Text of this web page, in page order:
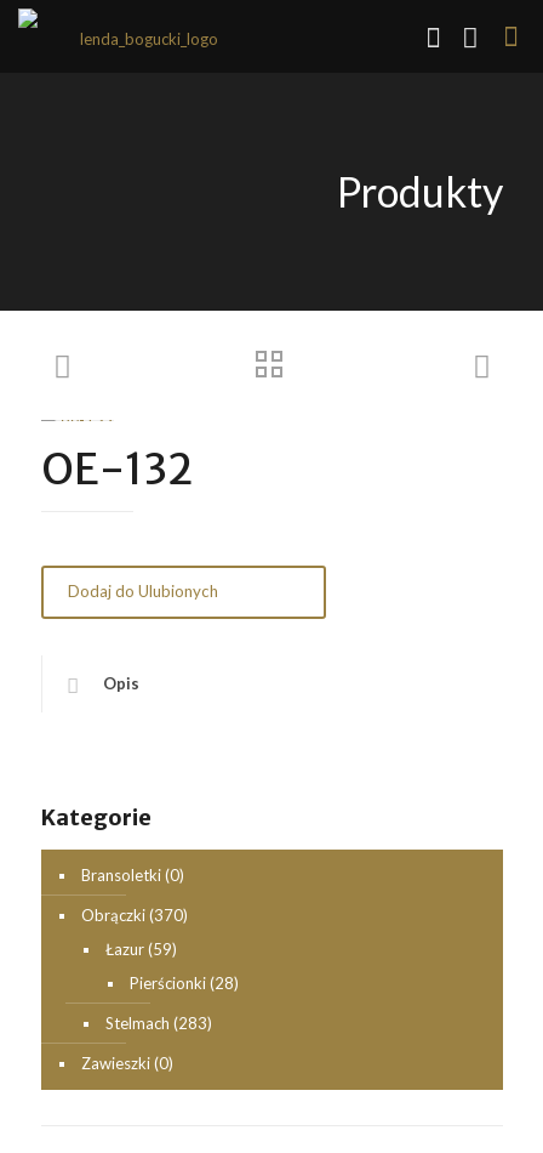
Produkty
OE-132
Dodaj do Ulubionych
Opis
Kategorie
Bransoletki (0)
Obrączki (370)
Łazur (59)
Pierścionki (28)
Stelmach (283)
Zawieszki (0)